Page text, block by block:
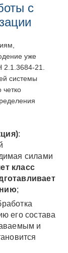
с
уже
21.
системы
четко
:
силами
класс
;
его состава
и